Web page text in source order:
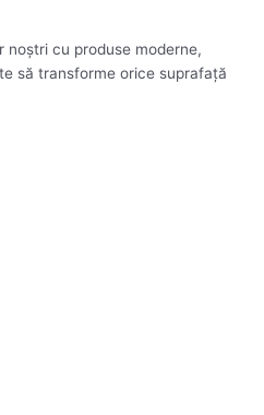
noștri cu produse moderne,
să transforme orice suprafață